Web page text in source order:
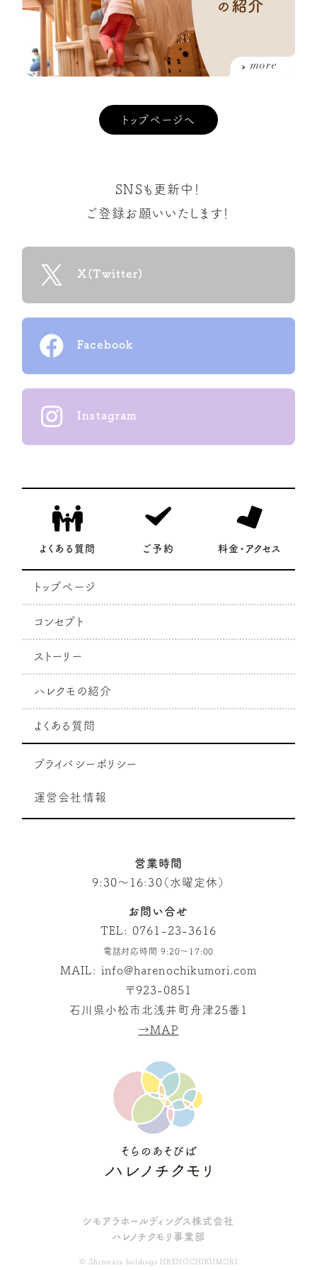
more
トップページへ
SNSも更新中！
ご登録お願いいたします！
X(Twitter)
Facebook
Instagram
よくある質問 ご予約 料金・アクセス
トップページ
コンセプト
ストーリー
ハレクモの紹介
よくある質問
プライバシーポリシー
運営会社情報
営業時間
9:30～16:30（水曜定休）
お問い合せ
TEL: 0761-23-3616
電話対応時間 9:20～17:00
MAIL:info@harenochikumori.com
〒923-0851
石川県小松市北浅井町舟津25番1
→MAP
シモアラホールディングス株式会社
ハレノチクモリ事業部
© Shimoara holdings HRENOCHIKUMORI